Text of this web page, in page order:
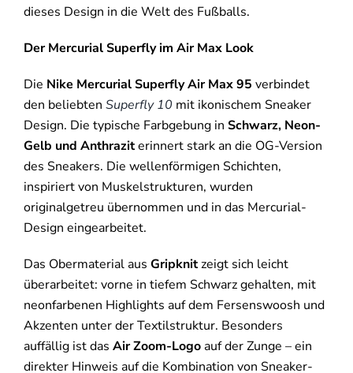
dieses Design in die Welt des Fußballs.
Der Mercurial Superfly im Air Max Look
Die Nike Mercurial Superfly Air Max 95 verbindet
den beliebten Superfly 10 mit ikonischem Sneaker
Design. Die typische Farbgebung in Schwarz, Neon-
Gelb und Anthraziterinnert stark an die OG-Version
des Sneakers. Die wellenförmigen Schichten,
inspiriert von Muskelstrukturen, wurden
originalgetreu übernommen und in das Mercurial-
Design eingearbeitet.
Das Obermaterial aus Gripknitzeigt sich leicht
überarbeitet: vorne in tiefem Schwarz gehalten, mit
neonfarbenen Highlights auf dem Fersenswoosh und
Akzenten unter der Textilstruktur. Besonders
auffällig ist das Air Zoom-Logoauf der Zunge – ein
direkter Hinweis auf die Kombination von Sneaker-